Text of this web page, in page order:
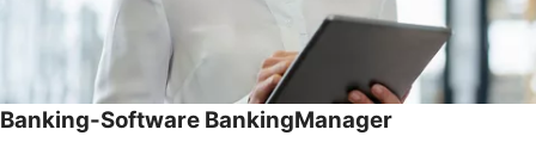
Banking-Software BankingManager